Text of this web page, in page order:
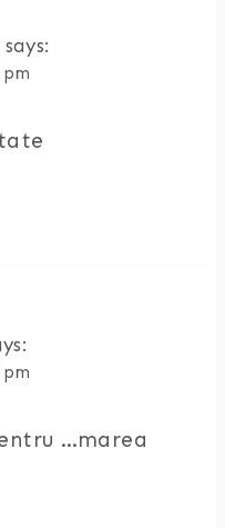
says:
pm
pm
…marea